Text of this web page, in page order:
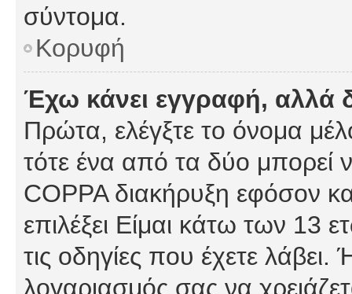
σύντομα.
Κορυφή
Έχω κάνει εγγραφή,
Πρώτα, ελέγξτε το όνομα
τότε ένα από τα δύο μπορεί
COPPA διακήρυξη εφόσον
επιλέξει Είμαι κάτω των 13
τις οδηγίες που έχετε λάβει.
λογαριασμός σας να